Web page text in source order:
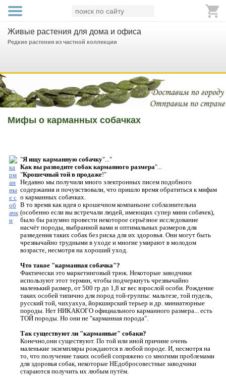
Живые растения для дома и офиса
Редкие растения из частной коллекции
Мифы о карманных собачках
"Я ищу карманную собачку"..."
Как вы разводите собак карманного размера"...
"Крошечный той в продаже!"
Недавно мы получили много электронных писем подобного
содержания и почувствовали, что пришло время обратиться к мифам
о карманных собачках.
В то время как идея о крошечном компаньоне соблазнительна
(особенно если вы встречали людей, имеющих супер мини собачек),
было бы разумно провести некоторое серьёзное исследование
насчёт породы, выбранной вами и оптимальных размеров для
разведения таких собак без риска для их здоровья. Они могут быть
чрезвычайно трудными в уходе и многие умирают в молодом
возрасте, несмотря на хороший уход.
Что такое "карманная собачка"?
Фактически это маркетинговый трюк. Некоторые заводчики
используют этот термин, чтобы подчеркнуть чрезвычайно
маленький размер, от 500 гр до 1,8 кг вес взрослой особи. Рождение
таких особей типично для пород той-группы: мальтезе, той пудель,
русский той, чихуахуа, йоркширский терьер и др. миниатюрные
породы. Нет НИКАКОГО официального карманного размера... есть
ТОЙ породы. Но они не "карманная порода".
Так существуют ли "карманные" собаки?
Конечно,они существуют. По той или иной причине очень
маленькие экземпляры рождаются в любой породе. И, несмотря на
то, что получение таких особей сопряжено со многими проблемами
для здоровья собак, некоторые НЕдобросовестные заводчики
стараются получить их любым путём.